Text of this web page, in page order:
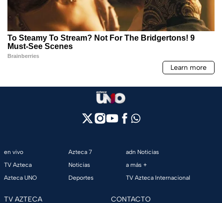
en vivo
TV Azteca
Azteca UNO
Azteca 7
Noticias
Deportes
adn Noticias
a más +
TV Azteca Internacional
TV AZTECA CONTACTO